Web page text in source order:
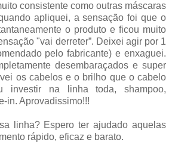
consistente como outras máscaras
apliquei, a sensação foi que o
o produto e ficou muito
"vai derreter”. Deixei agir por 1
pelo fabricante) e enxaguei.
desembaraçados e super
os cabelos e o brilho que o cabelo
investir na linha toda, shampoo,
in. Aprovadissimo!!!
linha? Espero ter ajudado aquelas
rápido, eficaz e barato.